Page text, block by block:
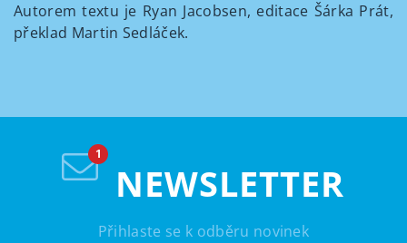
Autorem textu je Ryan Jacobsen, editace Šárka Prát,
překlad Martin Sedláček.
NEWSLETTER
Přihlaste se k odběru novinek